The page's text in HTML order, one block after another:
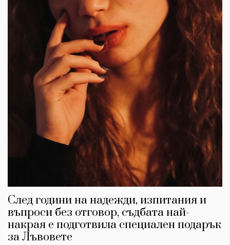
След години на надежди, изпитания и
въпроси без отговор, съдбата най-
накрая е подготвила специален подарък
за Лъвовете